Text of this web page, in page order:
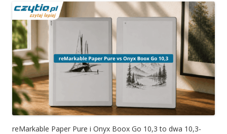
reMarkable Paper Pure i Onyx Boox Go 10,3 to dwa 10,3-